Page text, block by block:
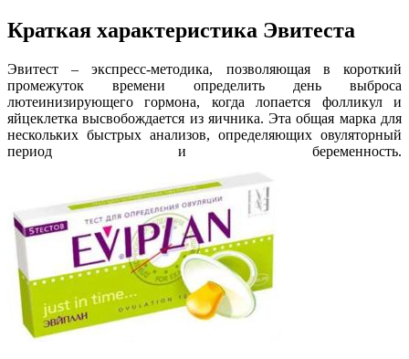
Краткая характеристика Эвитеста
Эвитест – экспресс-методика, позволяющая в короткий
промежуток времени определить день выброса
лютеинизирующего гормона, когда лопается фолликул и
яйцеклетка высвобождается из яичника. Эта общая марка для
нескольких быстрых анализов, определяющих овуляторный
период и беременность.